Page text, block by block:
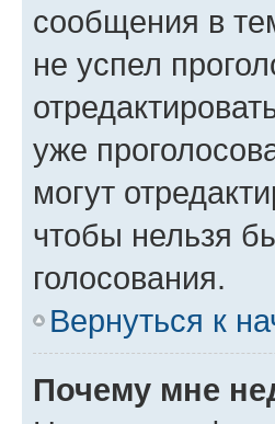
сообщения в
не успел
уже
могут
чтобы нельзя
голосования.
Вернуться к
Почему мне